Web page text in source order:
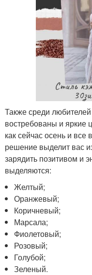
Также среди
востребованы и яркие
как сейчас осень и
решение выделит вас
зарядить позитивом и
выделяются:
Желтый;
Оранжевый;
Коричневый;
Марсала;
Фиолетовый;
Розовый;
Голубой;
Зеленый.